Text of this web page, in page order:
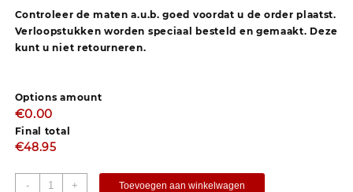
Controleer de maten a.u.b. goed voordat u de order plaatst.
Verloopstukken worden speciaal besteld en gemaakt. Deze
kunt u niet retourneren.
Options amount
€0.00
Final total
€48.95
- + Toevoegen aan winkelwagen